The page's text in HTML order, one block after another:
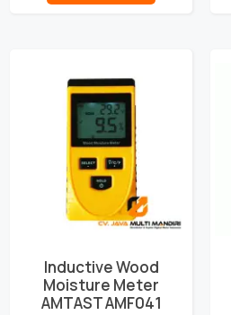
Inductive Wood
Moisture Meter
AMTAST AMF041